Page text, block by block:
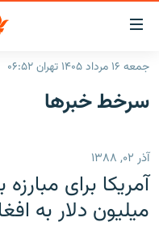
لینک‌های
قابلیت
دسترسی
بازگشت
اصلی
رفتن
صفحه
ایران
رادیو
انتخاب کنید و بشنوید
پادکست
جمعه ۱۶ مرداد ۱۴۰۵ تهران ۰۶:۵۲
سرخط‌ خبرها
آذر ۰۲, ۱۳۸۸
میلیون دلار به